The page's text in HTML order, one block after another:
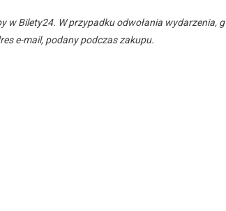
w Bilety24. W przypadku odwołania
e-mail, podany podczas zakupu.